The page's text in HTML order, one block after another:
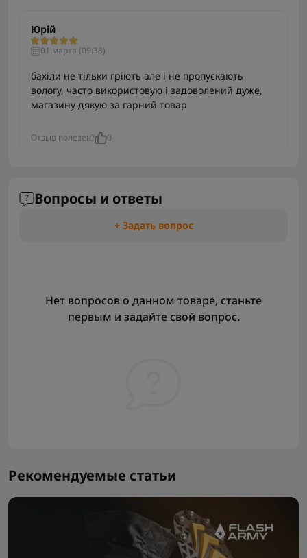
Юрій
01 марта (09:38)
бахіли не тільки гріють але і не пропускають
вологу, часто використовую і задоволений дуже,
магазину дякую за гарний товар
Отзыв полезен? 0
Вопросы и ответы
+ Задать вопрос
Нет вопросов о данном товаре, станьте
первым и задайте свой вопрос.
Рекомендуемые статьи